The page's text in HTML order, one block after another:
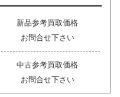
新品参考買取価格
お問合せ下さい
中古参考買取価格
お問合せ下さい